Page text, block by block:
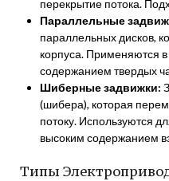
перекрытие потока.
Параллельные
параллельных дисков,
корпуса. Применяются
содержанием твердых
Шиберные задвижки:
(шибера), которая
потоку. Используются
высоким содержанием
Типы